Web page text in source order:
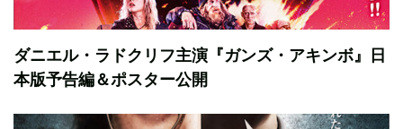
ダニエル・ラドクリフ主演『ガンズ・アキンボ』日
本版予告編＆ポスター公開